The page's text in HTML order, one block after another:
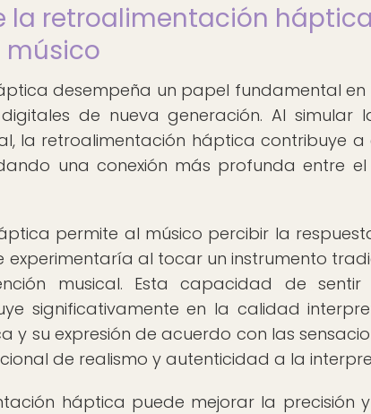
la retroalimentación
músico
desempeña un papel fundamental en
de nueva generación. Al simular
la retroalimentación háptica contribuye a
una conexión más profunda entre
permite al músico percibir la
experimentaría al tocar un instrumento
musical. Esta capacidad de
significativamente en la calidad
y su expresión de acuerdo con las
de realismo y autenticidad a la
háptica puede mejorar la precisión